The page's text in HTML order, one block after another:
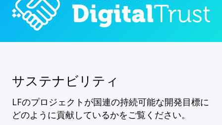
サステナビリティ
LFのプロジェクトが国連の持続可能な開発目標に
どのように貢献しているかをご覧ください。